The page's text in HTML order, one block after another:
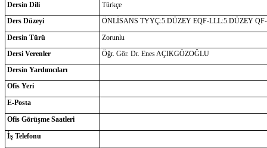
Dersin Dili
Türkçe
Ders Düzeyi
ÖNLİSANS TYYÇ:5.DÜZEY EQF-LLL:5.DÜZEY
Dersin Türü
Zorunlu
Dersi Verenler
Öğr. Gör. Dr. Enes AÇIKGÖZOĞLU
Dersin Yardımcıları
Ofis Yeri
E-Posta
Ofis Görüşme Saatleri
İş Telefonu